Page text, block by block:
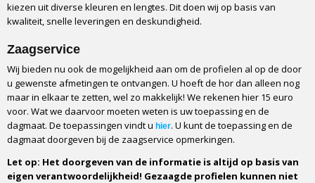
kiezen uit diverse kleuren en lengtes. Dit doen wij op basis van
kwaliteit, snelle leveringen en deskundigheid.
Zaagservice
Wij bieden nu ook de mogelijkheid aan om de profielen al op de door
u gewenste afmetingen te ontvangen. U hoeft de hor dan alleen nog
maar in elkaar te zetten, wel zo makkelijk! We rekenen hier 15 euro
voor. Wat we daarvoor moeten weten is uw toepassing en de
dagmaat. De toepassingen vindt u hier. U kunt de toepassing en de
dagmaat doorgeven bij de zaagservice opmerkingen.
Let op: Het doorgeven van de informatie is altijd op basis van
eigen verantwoordelijkheid! Gezaagde profielen kunnen niet